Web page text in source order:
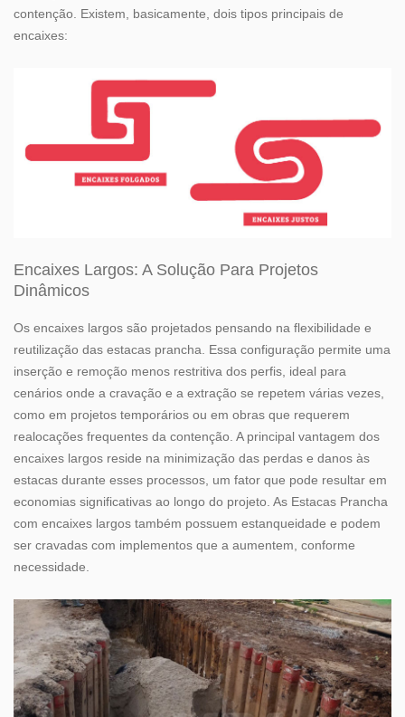
contenção. Existem, basicamente, dois tipos principais de
encaixes:
Encaixes Largos: A Solução Para Projetos
Dinâmicos
Os encaixes largos são projetados pensando na flexibilidade e
reutilização das estacas prancha. Essa configuração permite uma
inserção e remoção menos restritiva dos perfis, ideal para
cenários onde a cravação e a extração se repetem várias vezes,
como em projetos temporários ou em obras que requerem
realocações frequentes da contenção. A principal vantagem dos
encaixes largos reside na minimização das perdas e danos às
estacas durante esses processos, um fator que pode resultar em
economias significativas ao longo do projeto. As Estacas Prancha
com encaixes largos também possuem estanqueidade e podem
ser cravadas com implementos que a aumentem, conforme
necessidade.